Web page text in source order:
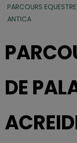
PARCOURS
ANTICA
DE